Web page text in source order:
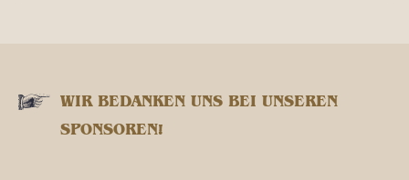
WIR BEDANKEN UNS BEI UNSEREN
SPONSOREN!